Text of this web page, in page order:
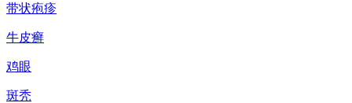
带状疱疹
牛皮癣
鸡眼
斑秃